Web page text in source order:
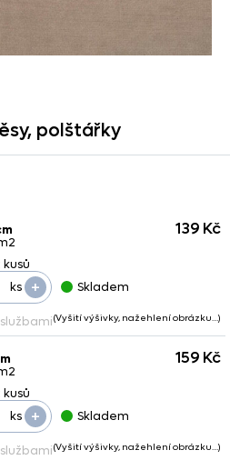
polštářky
ks +
139 Kč
Skladem
(Vyšití výšivky, nažehlení obrázku…)
ks +
159 Kč
Skladem
(Vyšití výšivky, nažehlení obrázku…)